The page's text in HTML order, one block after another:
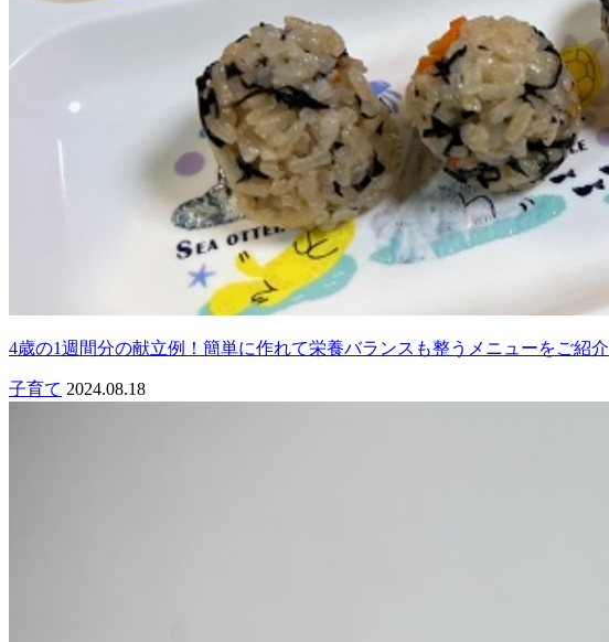
4歳の1週間分の献立例！簡単に作れて栄養バランスも整うメニューをご紹介
子育て 2024.08.18